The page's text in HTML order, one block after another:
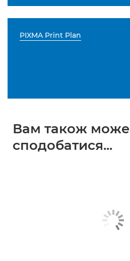
PIXMA Print Plan
Вам також може
сподобатися...